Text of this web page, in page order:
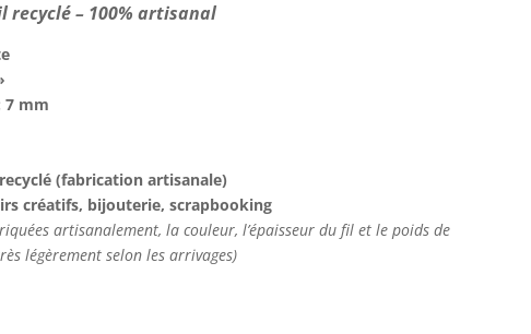
recyclé – 100% artisanal
7 mm
(fabrication artisanale)
créatifs, bijouterie, scrapbooking
artisanalement, la couleur, l’épaisseur du fil et le poids de
légèrement selon les arrivages)